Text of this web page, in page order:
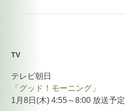
TV
テレビ朝日
「グッド！モーニング」
1月8日(木) 4:55～8:00 放送予定